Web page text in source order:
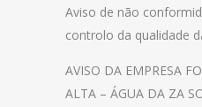
Aviso de não
controlo da qualidade
AVISO DA EMPRESA
ALTA – ÁGUA DA ZA